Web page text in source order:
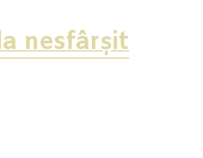
nesfârșit